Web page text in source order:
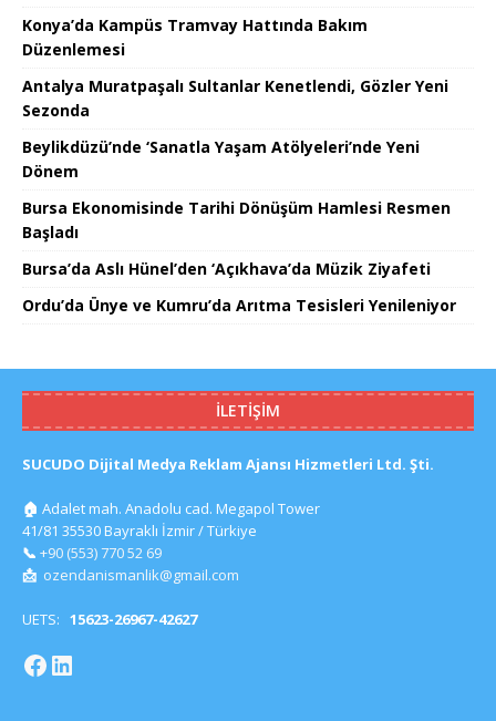
Konya’da Kampüs Tramvay Hattında Bakım
Düzenlemesi
Antalya Muratpaşalı Sultanlar Kenetlendi, Gözler Yeni
Sezonda
Beylikdüzü’nde ‘Sanatla Yaşam Atölyeleri’nde Yeni
Dönem
Bursa Ekonomisinde Tarihi Dönüşüm Hamlesi Resmen
Başladı
Bursa’da Aslı Hünel’den ‘Açıkhava’da Müzik Ziyafeti
Ordu’da Ünye ve Kumru’da Arıtma Tesisleri Yenileniyor
İLETIŞIM
SUCUDO Dijital Medya Reklam Ajansı Hizmetleri Ltd. Şti.
🏠 Adalet mah. Anadolu cad. Megapol Tower
41/81 35530 Bayraklı İzmir / Türkiye
📞 +90 (553) 770 52 69
📩 ozendanismanlik@gmail.com
UETS: 15623-26967-42627